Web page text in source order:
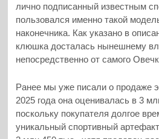
лично подписанный известным
пользовался именно такой
наконечника. Как указано в
клюшка досталась нынешнему
непосредственно от самого
Ранее мы уже писали о продаже
2025 года она оценивалась в 3
поскольку покупателя долгое
уникальный спортивный